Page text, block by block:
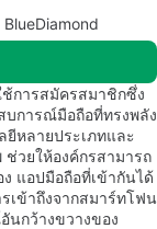
ช้การสมัครสมาชิกซึ่ง
บการณ์มือถือที่ทรงพลัง
ยีหลายประเภทและ
ช่วยให้องค์กรสามารถ
แอปมือถือที่เข้ากันได้
เข้าถึงจากสมาร์ทโฟน
นกว้างขวางของ